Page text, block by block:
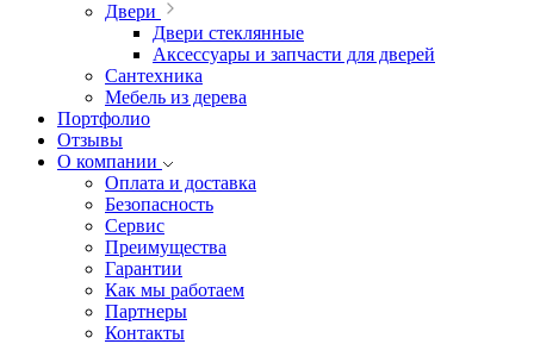
Двери
Двери стеклянные
Аксессуары и запчасти для дверей
Сантехника
Мебель из дерева
Портфолио
Отзывы
О компании
Оплата и доставка
Безопасность
Сервис
Преимущества
Гарантии
Как мы работаем
Партнеры
Контакты